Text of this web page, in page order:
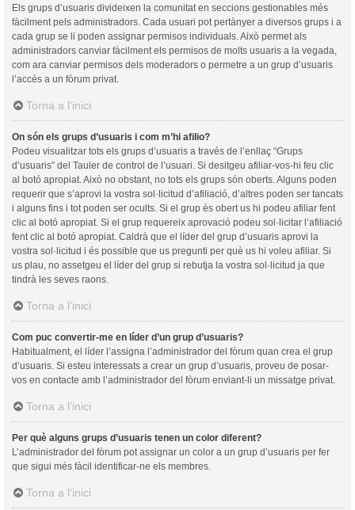
Els grups d’usuaris divideixen la comunitat en seccions gestionables més
fàcilment pels administradors. Cada usuari pot pertànyer a diversos grups i a
cada grup se li poden assignar permisos individuals. Això permet als
administradors canviar fàcilment els permisos de molts usuaris a la vegada,
com ara canviar permisos dels moderadors o permetre a un grup d’usuaris
l’accés a un fòrum privat.
Torna a l’inici
On són els grups d’usuaris i com m’hi afilio?
Podeu visualitzar tots els grups d’usuaris a través de l’enllaç “Grups
d’usuaris” del Tauler de control de l’usuari. Si desitgeu afiliar-vos-hi feu clic
al botó apropiat. Això no obstant, no tots els grups són oberts. Alguns poden
requerir que s’aprovi la vostra sol·licitud d’afiliació, d’altres poden ser tancats
i alguns fins i tot poden ser ocults. Si el grup és obert us hi podeu afiliar fent
clic al botó apropiat. Si el grup requereix aprovació podeu sol·licitar l’afiliació
fent clic al botó apropiat. Caldrà que el líder del grup d’usuaris aprovi la
vostra sol·licitud i és possible que us pregunti per què us hi voleu afiliar. Si
us plau, no assetgeu el líder del grup si rebutja la vostra sol·licitud ja que
tindrà les seves raons.
Torna a l’inici
Com puc convertir-me en líder d’un grup d’usuaris?
Habitualment, el líder l’assigna l’administrador del fòrum quan crea el grup
d’usuaris. Si esteu interessats a crear un grup d’usuaris, proveu de posar-
vos en contacte amb l’administrador del fòrum enviant-li un missatge privat.
Torna a l’inici
Per què alguns grups d’usuaris tenen un color diferent?
L’administrador del fòrum pot assignar un color a un grup d’usuaris per fer
que sigui més fàcil identificar-ne els membres.
Torna a l’inici